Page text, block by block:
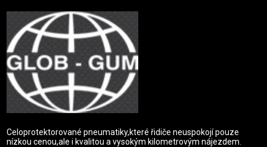
Celoprotektorované pneumatiky,které řidiče neuspokojí pouze
nízkou cenou,ale i kvalitou a vysokým kilometrovým nájezdem.